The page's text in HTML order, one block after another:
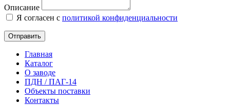
Описание
Я согласен с политикой конфиденциальности
Отправить
Главная
Каталог
О заводе
ПДН / ПАГ-14
Объекты поставки
Контакты